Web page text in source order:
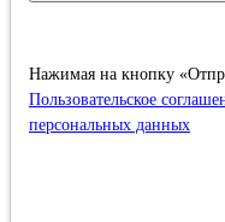
Нажимая на кнопку
Пользовательское
персональных данных